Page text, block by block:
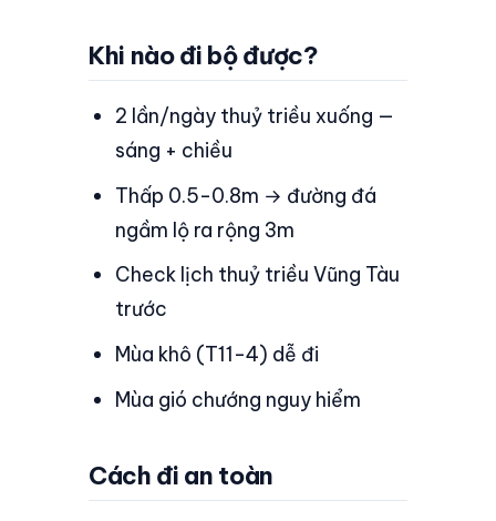
Khi nào đi bộ được?
2 lần/ngày thuỷ triều xuống —
sáng + chiều
Thấp 0.5-0.8m → đường đá
ngầm lộ ra rộng 3m
Check lịch thuỷ triều Vũng Tàu
trước
Mùa khô (T11-4) dễ đi
Mùa gió chướng nguy hiểm
Cách đi an toàn